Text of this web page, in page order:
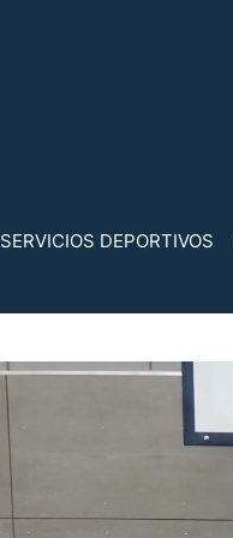
SERVICIOS DEPORTIVOS